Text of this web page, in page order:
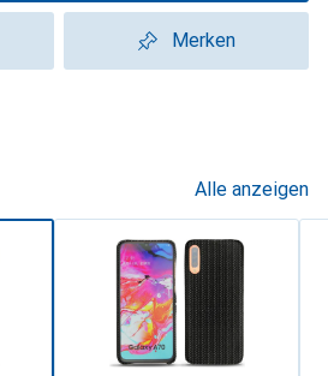
Merken
Alle anzeigen